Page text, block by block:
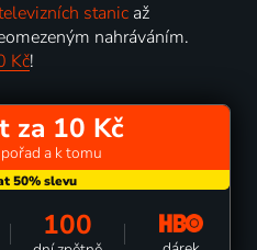
stanic až
nahráváním.
Kč!
za 10 Kč
a k tomu
100